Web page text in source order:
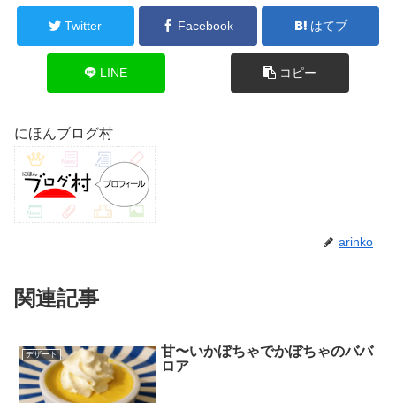
Twitter Facebook はてブ
LINE コピー
にほんブログ村
arinko
関連記事
デザート
甘〜いかぼちゃでかぼちゃのババ
ロア